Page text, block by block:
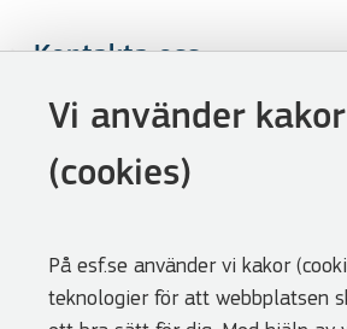
Vi använder kakor
(cookies)
På esf.se använder vi kakor
teknologier för att webbplatsen
Kontakta oss
Följ oss
LinkedIn